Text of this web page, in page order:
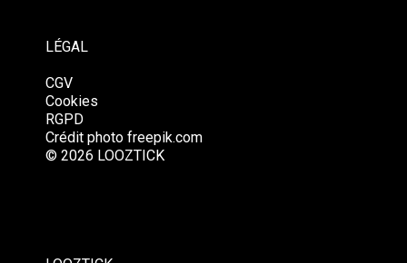
LÉGAL
CGV
Cookies
RGPD
Crédit photo freepik.com
© 2026 LOOZTICK